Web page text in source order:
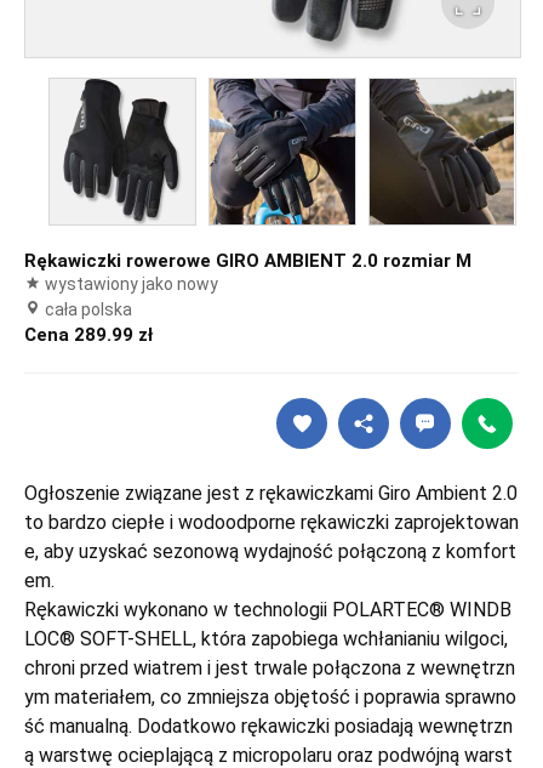
Rękawiczki rowerowe GIRO AMBIENT 2.0 rozmiar M
wystawiony jako nowy
cała polska
Cena 289.99 zł
Ogłoszenie związane jest z rękawiczkami Giro Ambient 2.0
to bardzo ciepłe i wodoodporne rękawiczki zaprojektowan
e, aby uzyskać sezonową wydajność połączoną z komfort
em.
Rękawiczki wykonano w technologii POLARTEC® WINDB
LOC® SOFT-SHELL, która zapobiega wchłanianiu wilgoci,
chroni przed wiatrem i jest trwale połączona z wewnętrzn
ym materiałem, co zmniejsza objętość i poprawia sprawno
ść manualną. Dodatkowo rękawiczki posiadają wewnętrzn
ą warstwę ocieplającą z micropolaru oraz podwójną warst